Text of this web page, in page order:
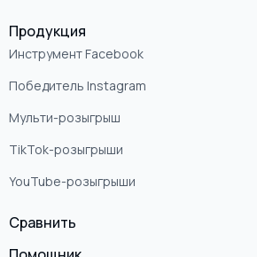
Продукция
Инструмент Facebook
Победитель Instagram
Мульти-розыгрыш
TikTok-розыгрыши
YouTube-розыгрыши
Сравнить